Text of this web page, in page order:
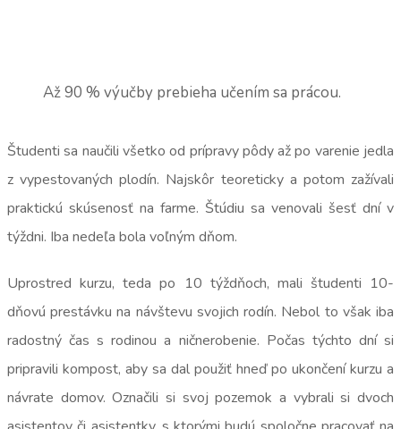
Až 90 % výučby prebieha učením sa prácou.
Študenti sa naučili všetko od prípravy pôdy až po varenie jedla
z vypestovaných plodín. Najskôr teoreticky a potom zažívali
praktickú skúsenosť na farme. Štúdiu sa venovali šesť dní v
týždni. Iba nedeľa bola voľným dňom.
Uprostred kurzu, teda po 10 týždňoch, mali študenti 10-
dňovú prestávku na návštevu svojich rodín. Nebol to však iba
radostný čas s rodinou a ničnerobenie. Počas týchto dní si
pripravili kompost, aby sa dal použiť hneď po ukončení kurzu a
návrate domov. Označili si svoj pozemok a vybrali si dvoch